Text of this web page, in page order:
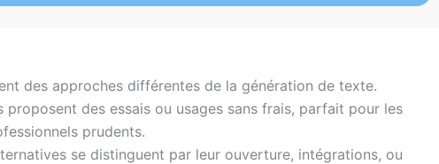
des approches différentes de la génération de texte.
proposent des essais ou usages sans frais, parfait pour les
prudents.
se distinguent par leur ouverture, intégrations, ou